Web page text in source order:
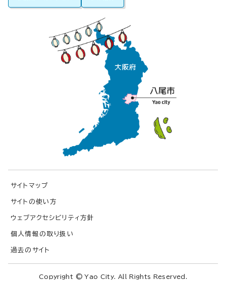
サイトマップ
サイトの使い方
ウェブアクセシビリティ方針
個人情報の取り扱い
過去のサイト
Copyright © Yao City. All Rights Reserved.